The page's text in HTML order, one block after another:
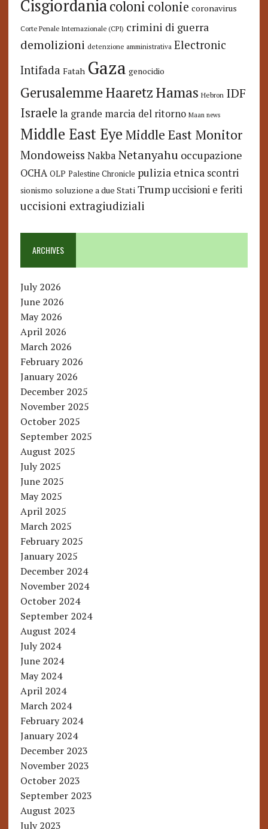
Cisgiordaniacoloni colonie coronavirus
Corte Penale Internazionale (CPI) crimini di guerra
demolizioni detenzione amministrativa Electronic
Intifada Fatah Gaza genocidio
GerusalemmeHaaretzHamas Hebron IDF
Israele la grande marcia del ritorno Maan news
Middle East Eye Middle East Monitor
Mondoweiss Nakba Netanyahu occupazione
OCHA OLP Palestine Chronicle pulizia etnica scontri
sionismo soluzione a due Stati Trump uccisioni e feriti
uccisioni extragiudiziali
ARCHIVES
July 2026
June 2026
May 2026
April 2026
March 2026
February 2026
January 2026
December 2025
November 2025
October 2025
September 2025
August 2025
July 2025
June 2025
May 2025
April 2025
March 2025
February 2025
January 2025
December 2024
November 2024
October 2024
September 2024
August 2024
July 2024
June 2024
May 2024
April 2024
March 2024
February 2024
January 2024
December 2023
November 2023
October 2023
September 2023
August 2023
July 2023